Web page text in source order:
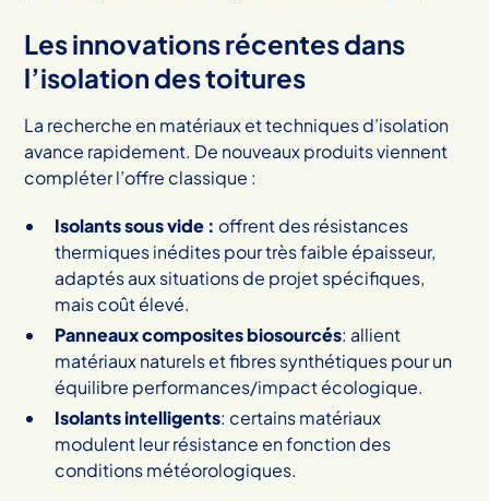
Les innovations récentes dans
l’isolation des toitures
La recherche en matériaux et techniques d’isolation
avance rapidement. De nouveaux produits viennent
compléter l’offre classique :
Isolants sous vide : offrent des résistances
thermiques inédites pour très faible épaisseur,
adaptés aux situations de projet spécifiques,
mais coût élevé.
Panneaux composites biosourcés: allient
matériaux naturels et fibres synthétiques pour un
équilibre performances/impact écologique.
Isolants intelligents: certains matériaux
modulent leur résistance en fonction des
conditions météorologiques.